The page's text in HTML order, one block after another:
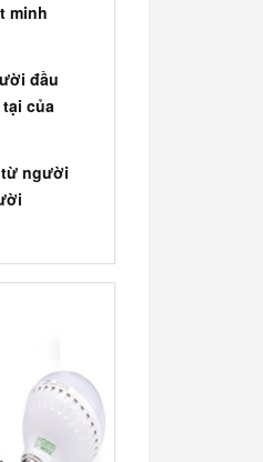
minh
đầu
của
từ người